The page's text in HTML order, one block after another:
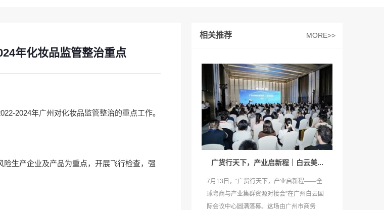
年化妆品监管整治重点
2024年广州对化妆品监管整治的重点工作。
生产企业及产品为重点，开展飞行检查，强
相关推荐 MORE>>
广货行天下，产业启新程｜白云美...
7月13日，“广货行天下，产业启新程——全
球粤商与产业集群资源对接会”在广州白云国
际会议中心圆满落幕。这场由广州市商务